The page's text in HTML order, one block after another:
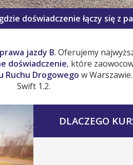
doświadczenie łączy się z
jazdy B. Oferujemy
doświadczenie, które
Ruchu Drogowego w
Swift 1.2.
DLACZEGO